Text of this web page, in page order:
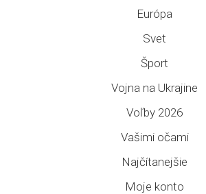
Európa
Svet
Šport
Vojna na Ukrajine
Voľby 2026
Vašimi očami
Najčítanejšie
Moje konto